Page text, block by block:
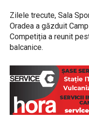
Zilele trecute, Sala
Oradea a găzduit
Competiția a reunit
balcanice.